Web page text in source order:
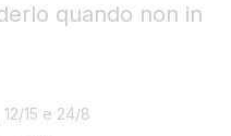
quando non in
15 e 24/8